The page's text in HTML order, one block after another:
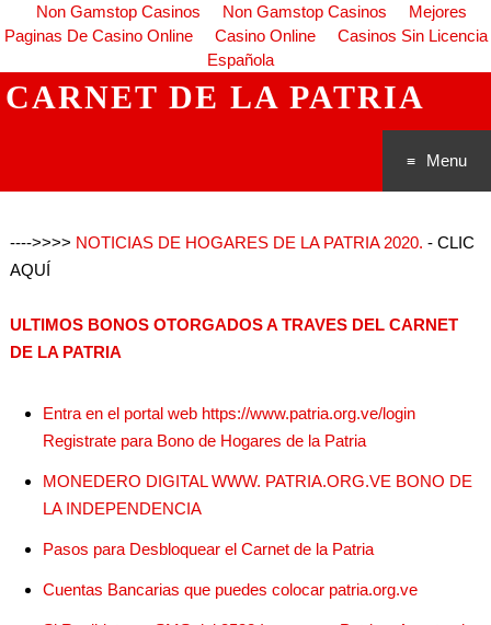
Non Gamstop Casinos Non Gamstop Casinos
Mejores
Paginas De Casino Online
Casino Online
Casinos Sin Licencia
Española
CARNET DE LA PATRIA
Menu
---->>>> NOTICIAS DE HOGARES DE LA PATRIA 2020. - CLIC
AQUÍ
ULTIMOS BONOS OTORGADOS A TRAVES DEL CARNET
DE LA PATRIA
Entra en el portal web https://www.patria.org.ve/login
Registrate para Bono de Hogares de la Patria
MONEDERO DIGITAL WWW. PATRIA.ORG.VE BONO DE
LA INDEPENDENCIA
Pasos para Desbloquear el Carnet de la Patria
Cuentas Bancarias que puedes colocar patria.org.ve